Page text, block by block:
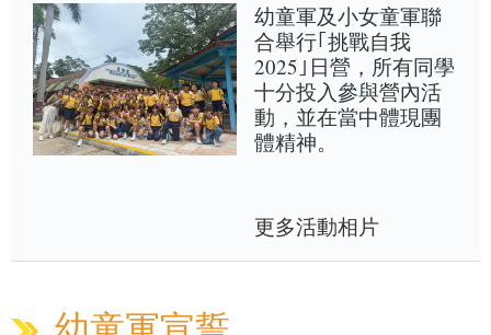
幼童軍及小女童軍聯
合舉行｢挑戰自我
2025｣日營，所有同學
十分投入參與營內活
動，並在當中體現團
體精神。
更多活動相片